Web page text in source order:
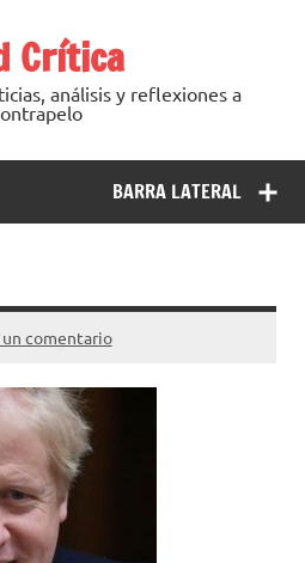
Crítica
análisis y reflexiones a
BARRA LATERAL
un comentario